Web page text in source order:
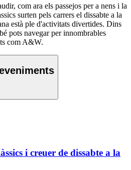
com ara els passejos per a nens i la
surten pels carrers el dissabte a la
està ple d'activitats divertides. Dins
pots navegar per innombrables
com A&W.
i creuer de dissabte a la